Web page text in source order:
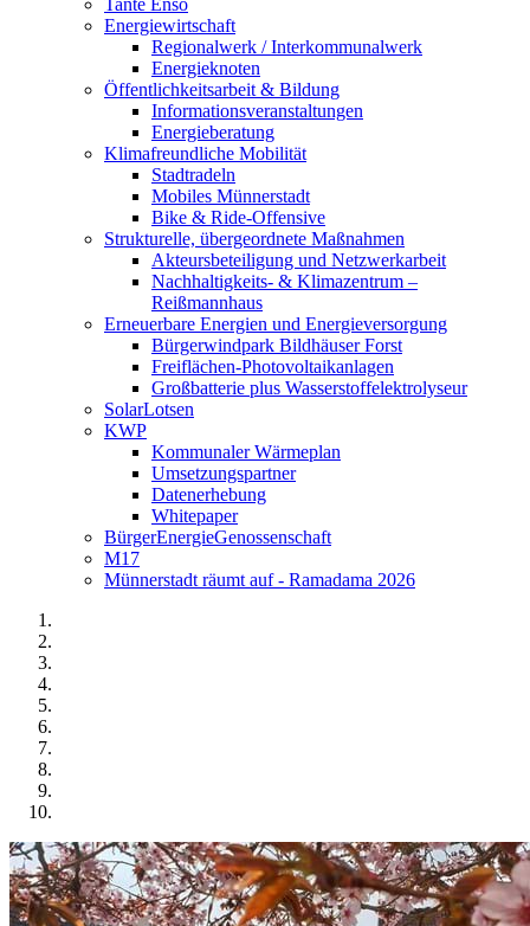
Tante Enso
Energiewirtschaft
Regionalwerk / Interkommunalwerk
Energieknoten
Öffentlichkeitsarbeit & Bildung
Informationsveranstaltungen
Energieberatung
Klimafreundliche Mobilität
Stadtradeln
Mobiles Münnerstadt
Bike & Ride-Offensive
Strukturelle, übergeordnete Maßnahmen
Akteursbeteiligung und Netzwerkarbeit
Nachhaltigkeits- & Klimazentrum –
Reißmannhaus
Erneuerbare Energien und Energieversorgung
Bürgerwindpark Bildhäuser Forst
Freiflächen-Photovoltaikanlagen
Großbatterie plus Wasserstoffelektrolyseur
SolarLotsen
KWP
Kommunaler Wärmeplan
Umsetzungspartner
Datenerhebung
Whitepaper
BürgerEnergieGenossenschaft
M17
Münnerstadt räumt auf - Ramadama 2026